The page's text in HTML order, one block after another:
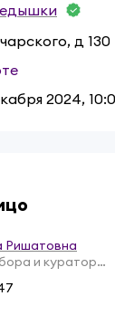
д 130
2024,
Ришатовна
и куратор